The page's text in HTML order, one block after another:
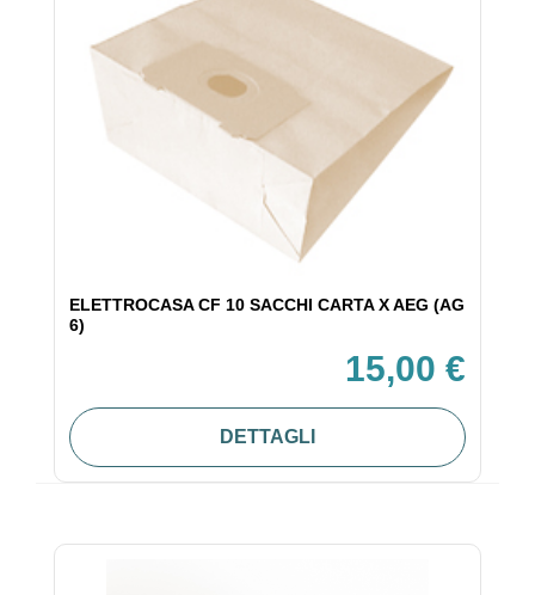
ELETTROCASA CF 10 SACCHI CARTA X AEG (AG
6)
15,00 €
DETTAGLI